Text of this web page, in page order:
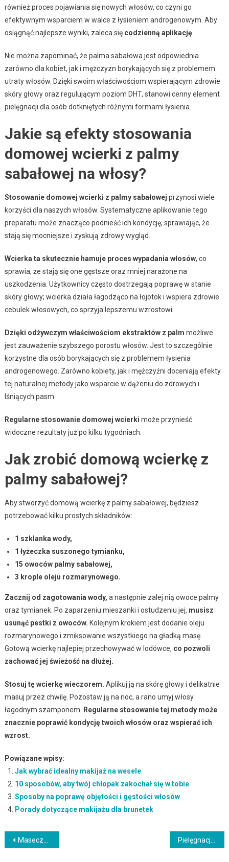
również proces pojawiania się nowych włosów, co czyni go
efektywnym wsparciem w walce z łysieniem androgenowym. Aby
osiągnąć najlepsze wyniki, zaleca się codzienną aplikację.
Nie można zapominać, że palma sabałowa jest odpowiednia
zarówno dla kobiet, jak i mężczyzn borykających się z problemem
utraty włosów. Dzięki swoim właściwościom wspierającym zdrowie
skóry głowy oraz regulującym poziom DHT, stanowi cenny element
pielęgnacji dla osób dotkniętych różnymi formami łysienia.
Jakie są efekty stosowania
domowej wcierki z palmy
sabałowej na włosy?
Stosowanie domowej wcierki z palmy sabałowej przynosi wiele
korzyści dla naszych włosów. Systematyczne aplikowanie tego
preparatu może znacząco podnieść ich kondycję, sprawiając, że
stają się mocniejsze i zyskują zdrowy wygląd.
Wcierka ta skutecznie hamuje proces wypadania włosów, co
sprawia, że stają się one gęstsze oraz mniej narażone na
uszkodzenia. Użytkownicy często dostrzegają poprawę w stanie
skóry głowy; wcierka działa łagodząco na łojotok i wspiera zdrowie
cebulek włosowych, co sprzyja lepszemu wzrostowi.
Dzięki odżywczym właściwościom ekstraktów z palm możliwe
jest zauważenie szybszego porostu włosów. Jest to szczególnie
korzystne dla osób borykających się z problemem łysienia
androgenowego. Zarówno kobiety, jak i mężczyźni doceniają efekty
tej naturalnej metody jako wsparcie w dążeniu do zdrowych i
lśniących pasm.
Regularne stosowanie domowej wcierki może przynieść
widoczne rezultaty już po kilku tygodniach.
Jak zrobić domową wcierkę z
palmy sabałowej?
Aby stworzyć domową wcierkę z palmy sabałowej, będziesz
potrzebować kilku prostych składników:
1 szklanka wody,
1 łyżeczka suszonego tymianku,
15 owoców palmy sabałowej,
3 krople oleju rozmarynowego.
Zacznij od zagotowania wody, a następnie zalej nią owoce palmy
oraz tymianek. Po zaparzeniu mieszanki i ostudzeniu jej, musisz
usunąć pestki z owoców. Kolejnym krokiem jest dodanie oleju
rozmarynowego i zmiksowanie wszystkiego na gładką masę.
Gotową wcierkę najlepiej przechowywać w lodówce, co pozwoli
zachować jej świeżość na dłużej.
Stosuj tę wcierkę wieczorem. Aplikuj ją na skórę głowy i delikatnie
masuj przez chwilę. Pozostaw ją na noc, a rano umyj włosy
łagodnym szamponem.
Regularne stosowanie tej metody może
znacznie poprawić kondycję twoich włosów oraz wspierać ich
wzrost.
Powiązane wpisy:
Jak wybrać idealny makijaż na wesele
10 sposobów, aby twój chłopak zakochał się w tobie
Sposoby na poprawę objętości i gęstości włosów
Porady dotyczące makijażu dla brunetek
Nawigacja
Maseczka z białej fasoli – naturalny sposób na piękną cerę